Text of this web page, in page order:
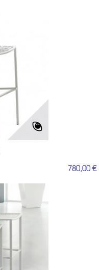
780,00 €